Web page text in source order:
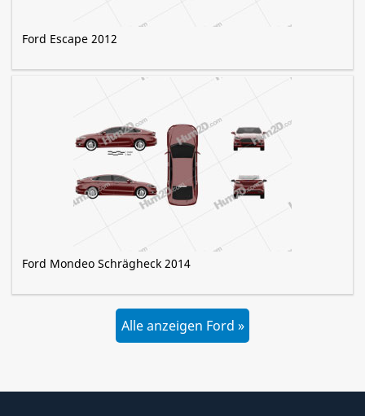
Ford Escape 2012
Ford Mondeo Schrägheck 2014
Alle anzeigen Ford »